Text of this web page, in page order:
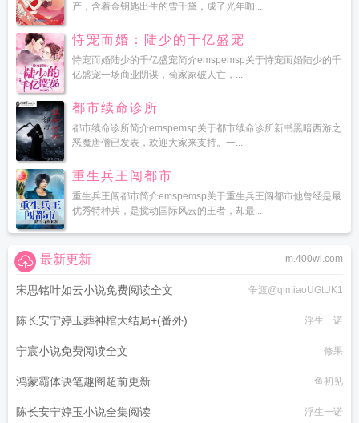
产，含着金钥匙出生的雪千黛，成了光年咖...
恃宠而婚：陆少的千亿盛宠
恃宠而婚陆少的千亿盛宠简介emspemsp关于恃宠而婚陆少的千
亿盛宠一场商业阴谋，荀家家破人亡，...
都市续命诊所
都市续命诊所简介emspemsp关于都市续命诊所新书黑暗西游之
恶魔唐僧已发表，欢迎大家来支持。一...
重生兵王闯都市
重生兵王闯都市简介emspemsp关于重生兵王闯都市他曾经是最
优秀特种兵，是搅动国际风云的王者，却最...
m.400wi.com
最新更新
宋思铭叶如云小说免费阅读全文 争渡@qimiaoUGtUK1
陈长安宁婷玉葬神棺大结局+(番外) 浮生一诺
宁宸小说免费阅读全文 修果
鸿蒙霸体诀笔趣阁超前更新 鱼初见
陈长安宁婷玉小说全集阅读 浮生一诺